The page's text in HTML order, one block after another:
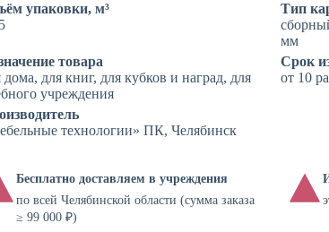
упаковки, м³
Тип
мм
товара
дома, для книг, для кубков и наград, для
учреждения
Срок
от 10
технологии» ПК, Челябинск
Бесплатно доставляем в учреждения
по всей Челябинской области (сумма заказа
≥ 99 000 ₽)